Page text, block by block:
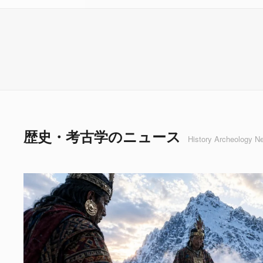
歴史・考古学のニュース History Archeology